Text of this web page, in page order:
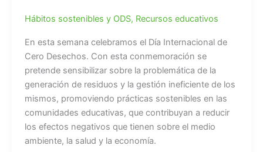
Hábitos sostenibles y ODS, Recursos educativos
En esta semana celebramos el Día Internacional de
Cero Desechos. Con esta conmemoración se
pretende sensibilizar sobre la problemática de la
generación de residuos y la gestión ineficiente de los
mismos, promoviendo prácticas sostenibles en las
comunidades educativas, que contribuyan a reducir
los efectos negativos que tienen sobre el medio
ambiente, la salud y la economía.